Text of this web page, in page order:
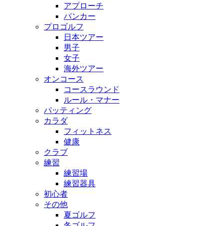
アプローチ
バンカー
プロゴルフ
日本ツアー
男子
女子
海外ツアー
オンコース
コースラウンド
ルール・マナー
パッティング
カラダ
フィットネス
健康
クラブ
練習
練習場
練習器具
初心者
その他
夏ゴルフ